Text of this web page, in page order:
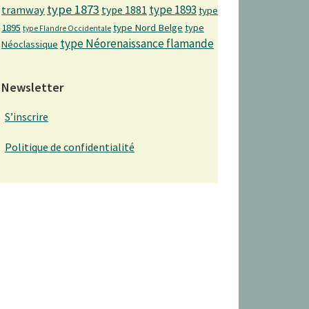
tramway type 1873 type 1881 type 1893 type
1895 type Flandre Occidentale type Nord Belge type
Néoclassique type Néorenaissance flamande
Newsletter
S’inscrire
Politique de confidentialité